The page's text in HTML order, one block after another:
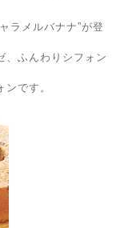
ラメルバナナ”が登
、ふんわりシフォン
です。